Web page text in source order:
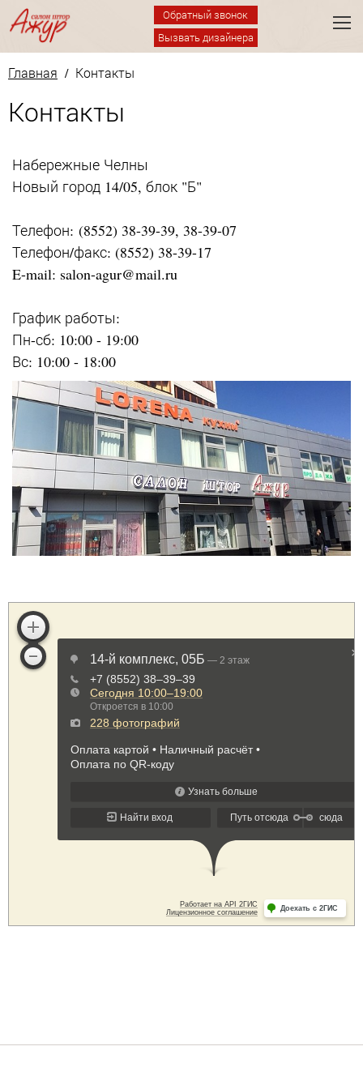
Обратный звонок
Вызвать дизайнера
Главная / Контакты
Контакты
Набережные Челны
Новый город 14/05, блок "Б"
Телефон: (8552) 38-39-39, 38-39-07
Телефон/факс: (8552) 38-39-17
E-mail: salon-agur@mail.ru
График работы:
Пн-сб: 10:00 - 19:00
Вс: 10:00 - 18:00